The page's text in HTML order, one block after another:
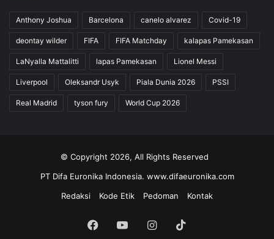
Anthony Joshua Barcelona canelo alvarez Covid-19
deontay wilder FIFA FIFA Matchday kalapas Pamekasan
LaNyalla Mattalitti lapas Pamekasan Lionel Messi
Liverpool Oleksandr Usyk Piala Dunia 2026 PSSI
Real Madrid tyson fury World Cup 2026
© Copyright 2026, All Rights Reserved
PT Difa Euronika Indonesia. www.difaeuronika.com
Redaksi
Kode Etik Pedoman Kontak
Facebook
YouTubeInstagram